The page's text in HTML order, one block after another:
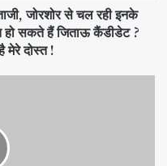
जोरशोर से चल रही इनके
हो सकते हैं जिताऊ कैंडीडेट ?
मेरे दोस्त !